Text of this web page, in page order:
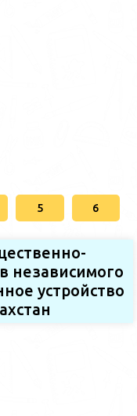
5 6
независимого
устройство